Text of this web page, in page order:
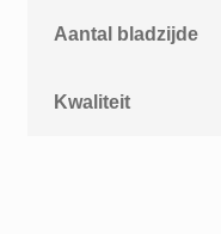
Aantal bladzijde
Kwaliteit